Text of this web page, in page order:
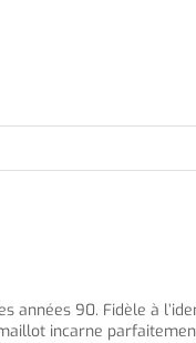
90. Fidèle à
incarne